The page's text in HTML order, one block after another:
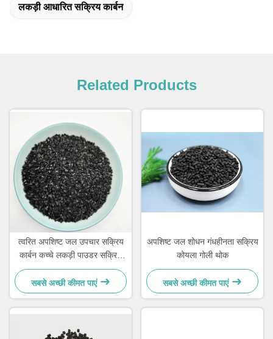
लकड़ी आधारित सक्रिय कार्बन
Related Products
त्वरित अपशिष्ट जल उपचार सक्रिय
कार्बन कच्चे लकड़ी पाउडर सक्रिय
कार्बन
सबसे अच्छी कीमत पाएं
अपशिष्ट जल शोधन गंधहीनता सक्रिय
कोयला गोली थोक
सबसे अच्छी कीमत पाएं